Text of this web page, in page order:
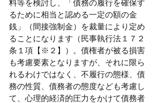
料等を検討し、「債務の履行を確保す
るために相当と認める一定の額の金
銭」（間接強制金）を裁量により定め
ることになります（民事執行法１７２
条１項【※２】）。債権者が被る損害
も考慮要素となりますが、それに限ら
れるわけではなく、不履行の態様、債
務の性質、債務者の態度なども考慮し
て、心理的経済的圧力をかけて債務者